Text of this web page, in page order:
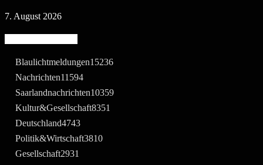
7. August 2026
Blaulichtmeldungen15236
Nachrichten11594
Saarlandnachrichten10359
Kultur&Gesellschaft8351
Deutschland4743
Politik&Wirtschaft3810
Gesellschaft2931